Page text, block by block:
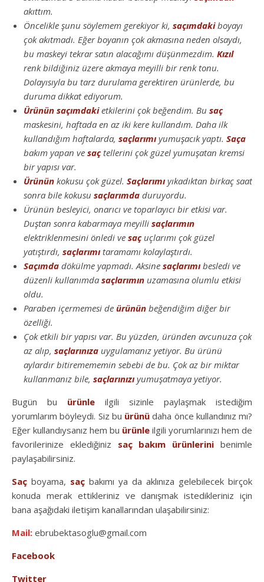
akıttım.
Öncelikle şunu söylemem gerekiyor ki, saçımdakiboyayı
çok akıtmadı. Eğer boyanın çok akmasına neden olsaydı,
bu maskeyi tekrar satın alacağımı düşünmezdim. Kızıl
renk bildiğiniz üzere akmaya meyilli bir renk tonu.
Dolayısıyla bu tarz durulama gerektiren ürünlerde, bu
duruma dikkat ediyorum.
Ürünün saçımdakietkilerini çok beğendim. Bu saç
maskesini, haftada en az iki kere kullandım. Daha ilk
kullandığım haftalarda, saçlarımıyumuşacık yaptı. Saça
bakım yapan ve saçtellerini çok güzel yumuşatan kremsi
bir yapısı var.
Ürünün kokusu çok güzel. Saçlarımıyıkadıktan birkaç saat
sonra bile kokusu saçlarımda duruyordu.
Ürünün besleyici, onarıcı ve toparlayıcı bir etkisi var.
Duştan sonra kabarmaya meyilli saçlarımın
elektriklenmesini önledi ve saçuçlarımı çok güzel
yatıştırdı, saçlarımıtaramamı kolaylaştırdı.
Saçımda dökülme yapmadı. Aksine saçlarımıbesledi ve
düzenli kullanımda saçlarımın uzamasına olumlu etkisi
oldu.
Paraben içermemesi de ürünün beğendiğim diğer bir
özelliği.
Çok etkili bir yapısı var. Bu yüzden, üründen avcunuza çok
az alıp, saçlarınıza uygulamanız yetiyor. Bu ürünü
aylardır bitiremememin sebebi de bu. Çok az bir miktar
kullanmanız bile, saçlarınızıyumuşatmaya yetiyor.
Bugün bu ürünle ilgili sizinle paylaşmak istediğim
yorumlarım böyleydi. Siz bu ürünü daha önce kullandınız mı?
Eğer kullandıysanız hem bu ürünle ilgili yorumlarınızı hem de
favorilerinize eklediğiniz saç bakım ürünlerini benimle
paylaşabilirsiniz.
Saç boyama, saç bakımı ya da aklınıza gelebilecek birçok
konuda merak ettikleriniz ve danışmak istedikleriniz için
bana aşağıdaki iletişim kanallarından ulaşabilirsiniz:
Mail: ebrubektasoglu@gmail.com
Facebook
Twitter